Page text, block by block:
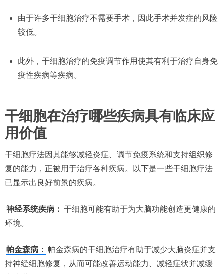
由于许多干细胞治疗不需要手术，因此手术并发症的风险
较低。
此外，干细胞治疗的免疫调节作用使其有利于治疗自身免
疫性疾病等疾病。
干细胞在治疗哪些疾病具有临床应
用价值
干细胞疗法因其能够减轻炎症、调节免疫系统和支持组织修
复的能力，正被用于治疗各种疾病。以下是一些干细胞疗法
已显示出良好前景的疾病。
神经系统疾病： 干细胞可能有助于为大脑功能创造更健康的
环境。
帕金森病： 帕金森病的干细胞治疗有助于减少大脑炎症并支
持神经细胞修复，从而可能改善运动能力、减轻症状并减缓